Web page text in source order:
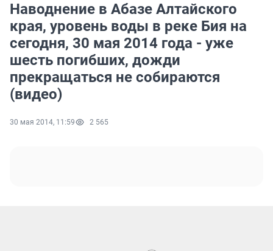
Наводнение в Абазе Алтайского
края, уровень воды в реке Бия на
сегодня, 30 мая 2014 года - уже
шесть погибших, дожди
прекращаться не собираются
(видео)
30 мая 2014, 11:59 2 565